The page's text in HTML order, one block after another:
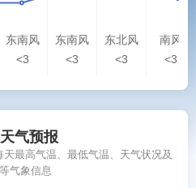
东南风
<3
东南风
<3
东北风
<3
南风
<3
气预报
最高气温、最低气温、天气状况及
气象信息